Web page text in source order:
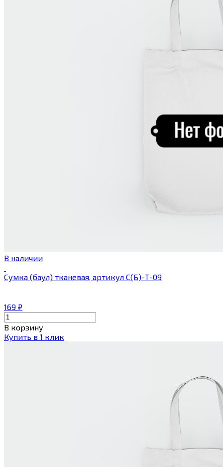
В наличии
Сумка (баул) тканевая, артикул С(Б)-Т-09
169 ₽
В корзину
Купить в 1 клик